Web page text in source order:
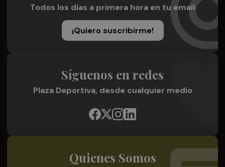
Todos los días a primera hora en tu email
¡Quiero suscribirme!
Síguenos en redes
Plaza Deportiva, desde cualquier medio
Quienes Somos